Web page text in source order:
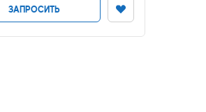
ЗАПРОСИТЬ